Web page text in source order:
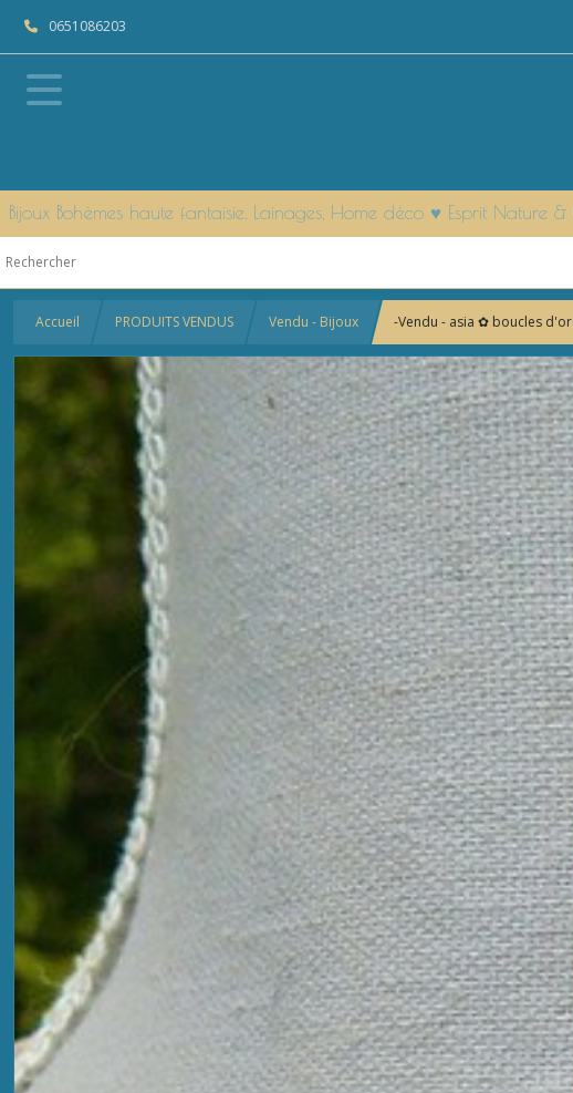
0651086203
Bijoux Bohèmes haute fantaisie, Lainages, Home déco ♥ Esprit
Accueil PRODUITS VENDUS Vendu - Bijoux -Vendu - asia ✿ boucles